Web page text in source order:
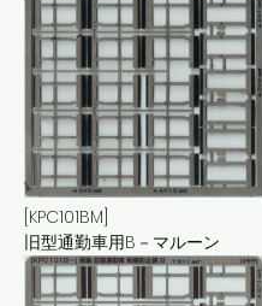
[KPC101BM]
旧型通勤車用B－マルーン